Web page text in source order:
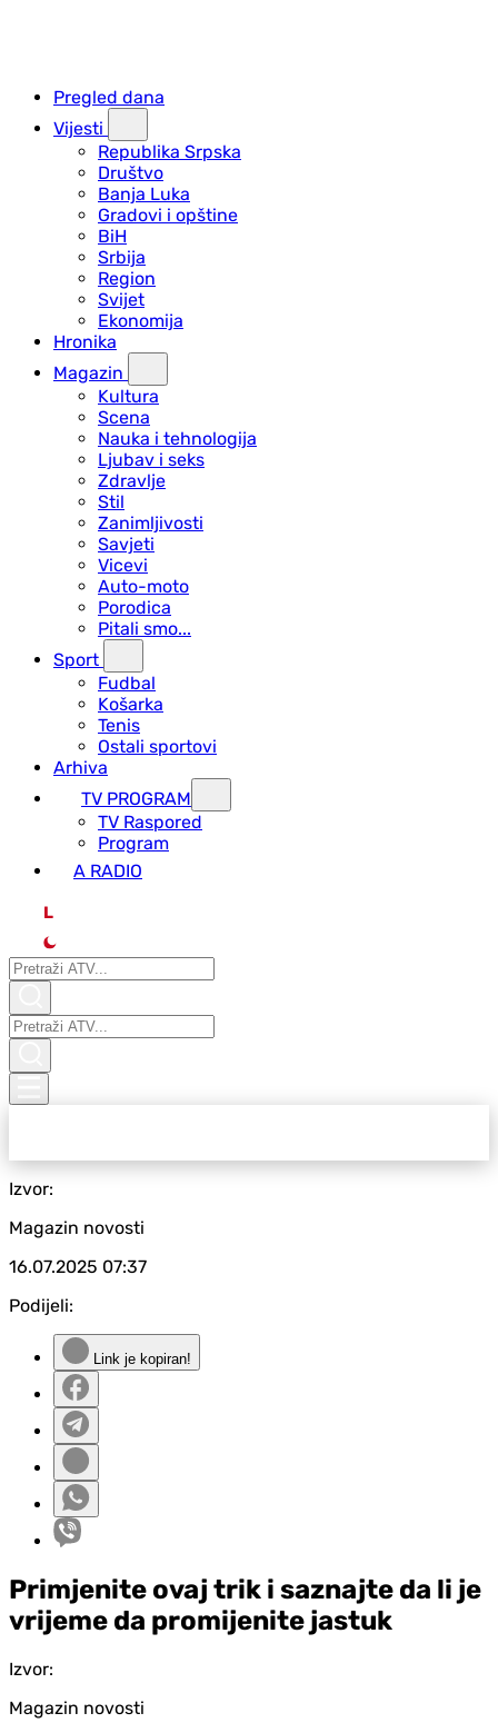
Pregled dana
Vijesti
Republika Srpska
Društvo
Banja Luka
Gradovi i opštine
BiH
Srbija
Region
Svijet
Ekonomija
Hronika
Magazin
Kultura
Scena
Nauka i tehnologija
Ljubav i seks
Zdravlje
Stil
Zanimljivosti
Savjeti
Vicevi
Auto-moto
Porodica
Pitali smo...
Sport
Fudbal
Košarka
Tenis
Ostali sportovi
Arhiva
TV PROGRAM
ТV Raspored
Program
A RADIO
L
Izvor:
Magazin novosti
16.07.2025 07:37
Podijeli:
Link je kopiran!
Primjenite ovaj trik i saznajte da li je
vrijeme da promijenite jastuk
Izvor:
Magazin novosti